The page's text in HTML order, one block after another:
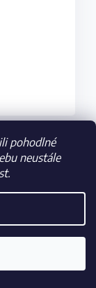
pohodlné
neustále
Alisson